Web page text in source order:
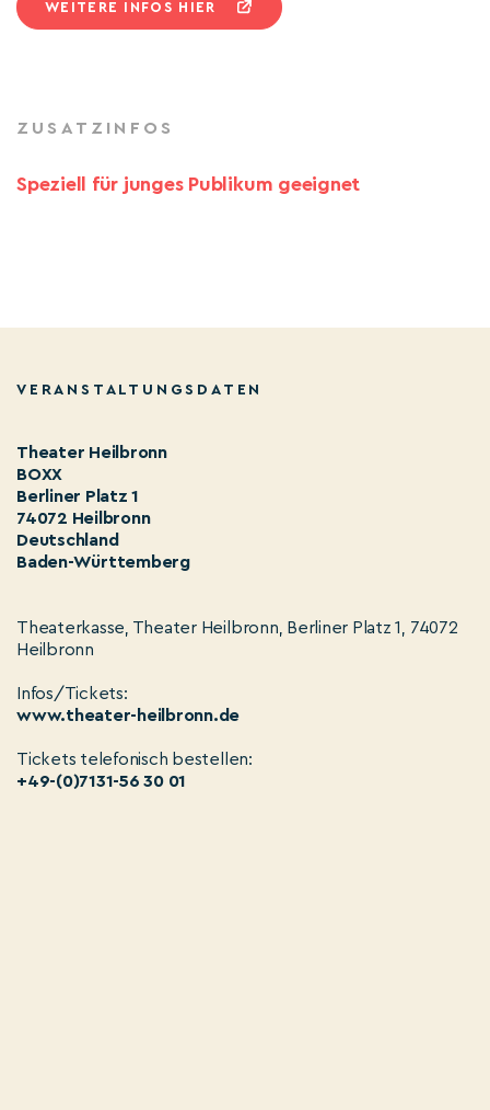
WEITERE INFOS HIER
ZUSATZINFOS
Speziell für junges Publikum geeignet
VERANSTALTUNGSDATEN
Theater Heilbronn
BOXX
Berliner Platz 1
74072 Heilbronn
Deutschland
Baden-Württemberg
Theaterkasse, Theater Heilbronn, Berliner Platz 1, 74072
Heilbronn
Infos/Tickets:
www.theater-heilbronn.de
Tickets telefonisch bestellen:
+49-(0)7131-56 30 01